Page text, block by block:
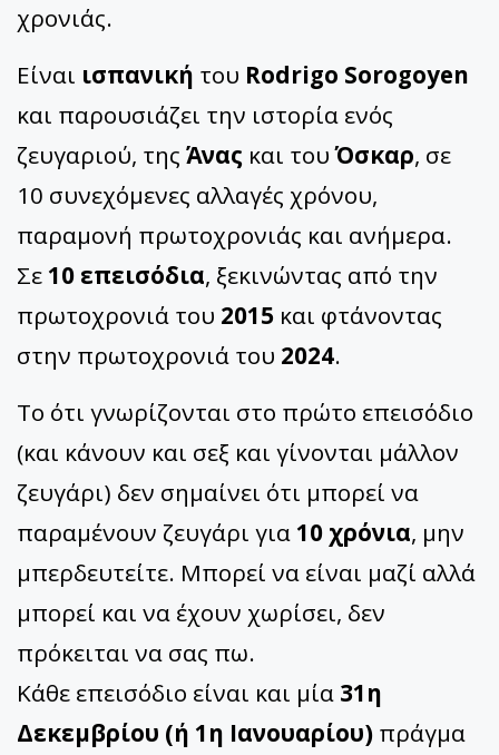
χρονιάς.
Είναι ισπανική του Rodrigo Sorogoyen
και παρουσιάζει την ιστορία ενός
ζευγαριού, της Άνας και τουΌσκαρ, σε
10 συνεχόμενες αλλαγές χρόνου,
παραμονή πρωτοχρονιάς και ανήμερα.
Σε 10 επεισόδια, ξεκινώντας από την
πρωτοχρονιά του 2015 και φτάνοντας
στην πρωτοχρονιά του 2024.
Το ότι γνωρίζονται στο πρώτο επεισόδιο
(και κάνουν και σεξ και γίνονται μάλλον
ζευγάρι) δεν σημαίνει ότι μπορεί να
παραμένουν ζευγάρι για 10 χρόνια, μην
μπερδευτείτε. Μπορεί να είναι μαζί αλλά
μπορεί και να έχουν χωρίσει, δεν
πρόκειται να σας πω.
Κάθε επεισόδιο είναι και μία 31η
Δεκεμβρίου (ή 1η Ιανουαρίου) πράγμα